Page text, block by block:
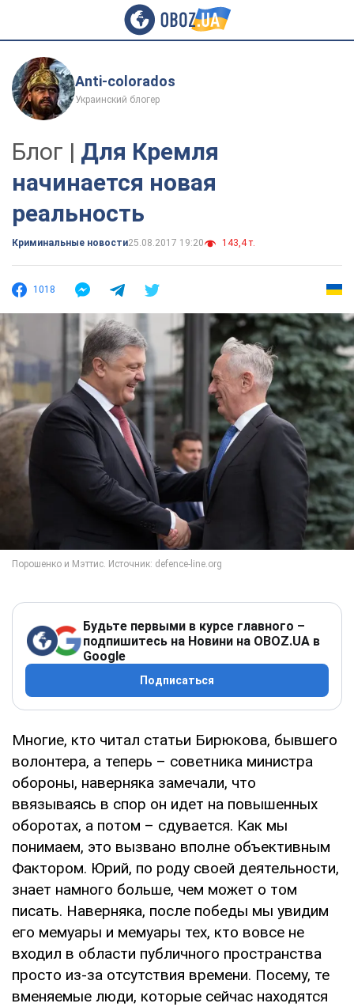
Anti-colorados
Украинский блогер
Блог | Для Кремля
начинается новая
реальность
Криминальные новости25.08.2017 19:20 143,4 т.
1018
Будьте первыми в курсе главного –
подпишитесь на Новини на OBOZ.UA в
Google
Подписаться
Многие, кто читал статьи Бирюкова, бывшего
волонтера, а теперь – советника министра
обороны, наверняка замечали, что
ввязываясь в спор он идет на повышенных
оборотах, а потом – сдувается. Как мы
понимаем, это вызвано вполне объективным
Фактором. Юрий, по роду своей деятельности,
знает намного больше, чем может о том
писать. Наверняка, после победы мы увидим
его мемуары и мемуары тех, кто вовсе не
входил в области публичного пространства
просто из-за отсутствия времени. Посему, те
вменяемые люди, которые сейчас находятся